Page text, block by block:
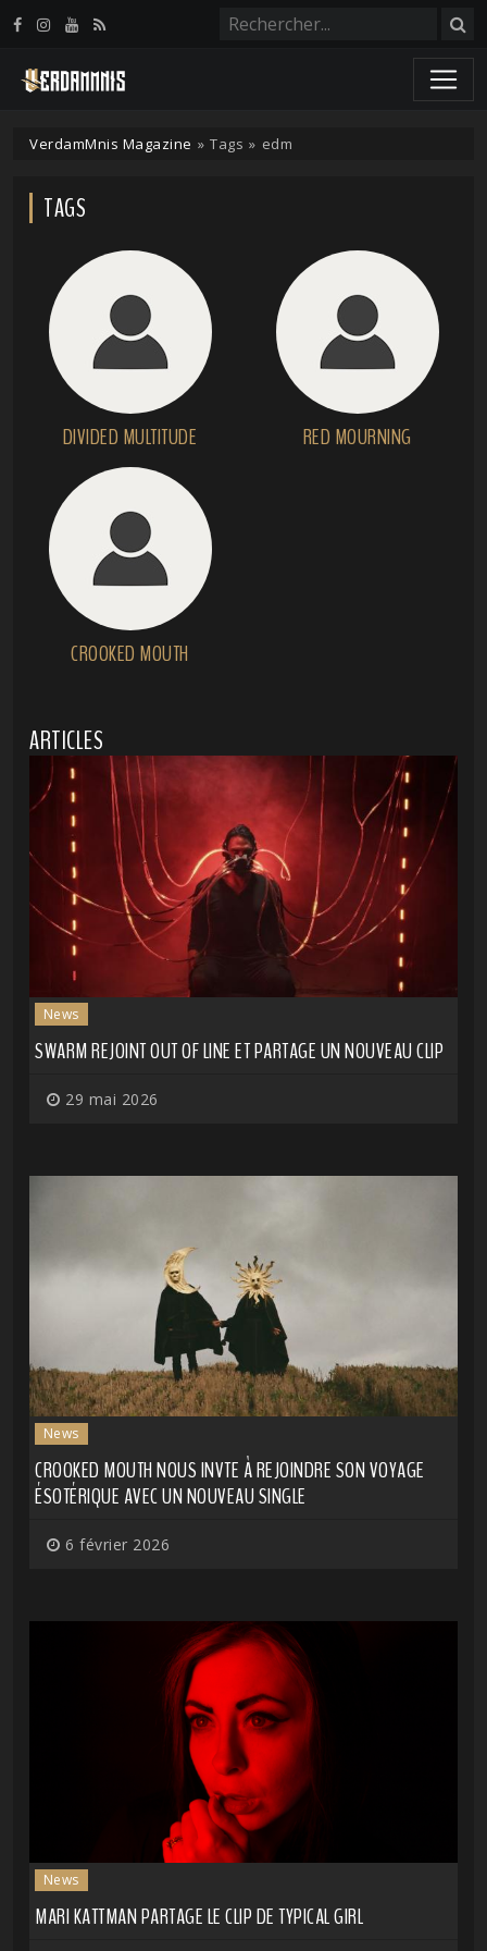
VerdamMnis Magazine » Tags » edm
TAGS
DIVIDED MULTITUDE RED MOURNING
CROOKED MOUTH
ARTICLES
News
SWARM REJOINT OUT OF LINE ET PARTAGE UN NOUVEAU CLIP
29 mai 2026
News
CROOKED MOUTH NOUS INVTE À REJOINDRE SON VOYAGE
ÉSOTÉRIQUE AVEC UN NOUVEAU SINGLE
6 février 2026
News
MARI KATTMAN PARTAGE LE CLIP DE TYPICAL GIRL
Panneau de gestion des cookies